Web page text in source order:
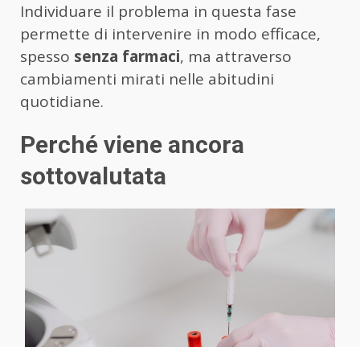
Individuare il problema in questa fase
permette di intervenire in modo efficace,
spesso senza farmaci, ma attraverso
cambiamenti mirati nelle abitudini
quotidiane.
Perché viene ancora
sottovalutata